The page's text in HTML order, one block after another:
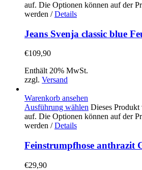
auf. Die Optionen können auf der
werden / Details
Jeans Svenja classic blue
€109,90
Enthält 20% MwSt.
zzgl. Versand
Warenkorb ansehen
Ausführung wählen Dieses Produkt
auf. Die Optionen können auf der
werden / Details
Feinstrumpfhose anthrazit
€29,90